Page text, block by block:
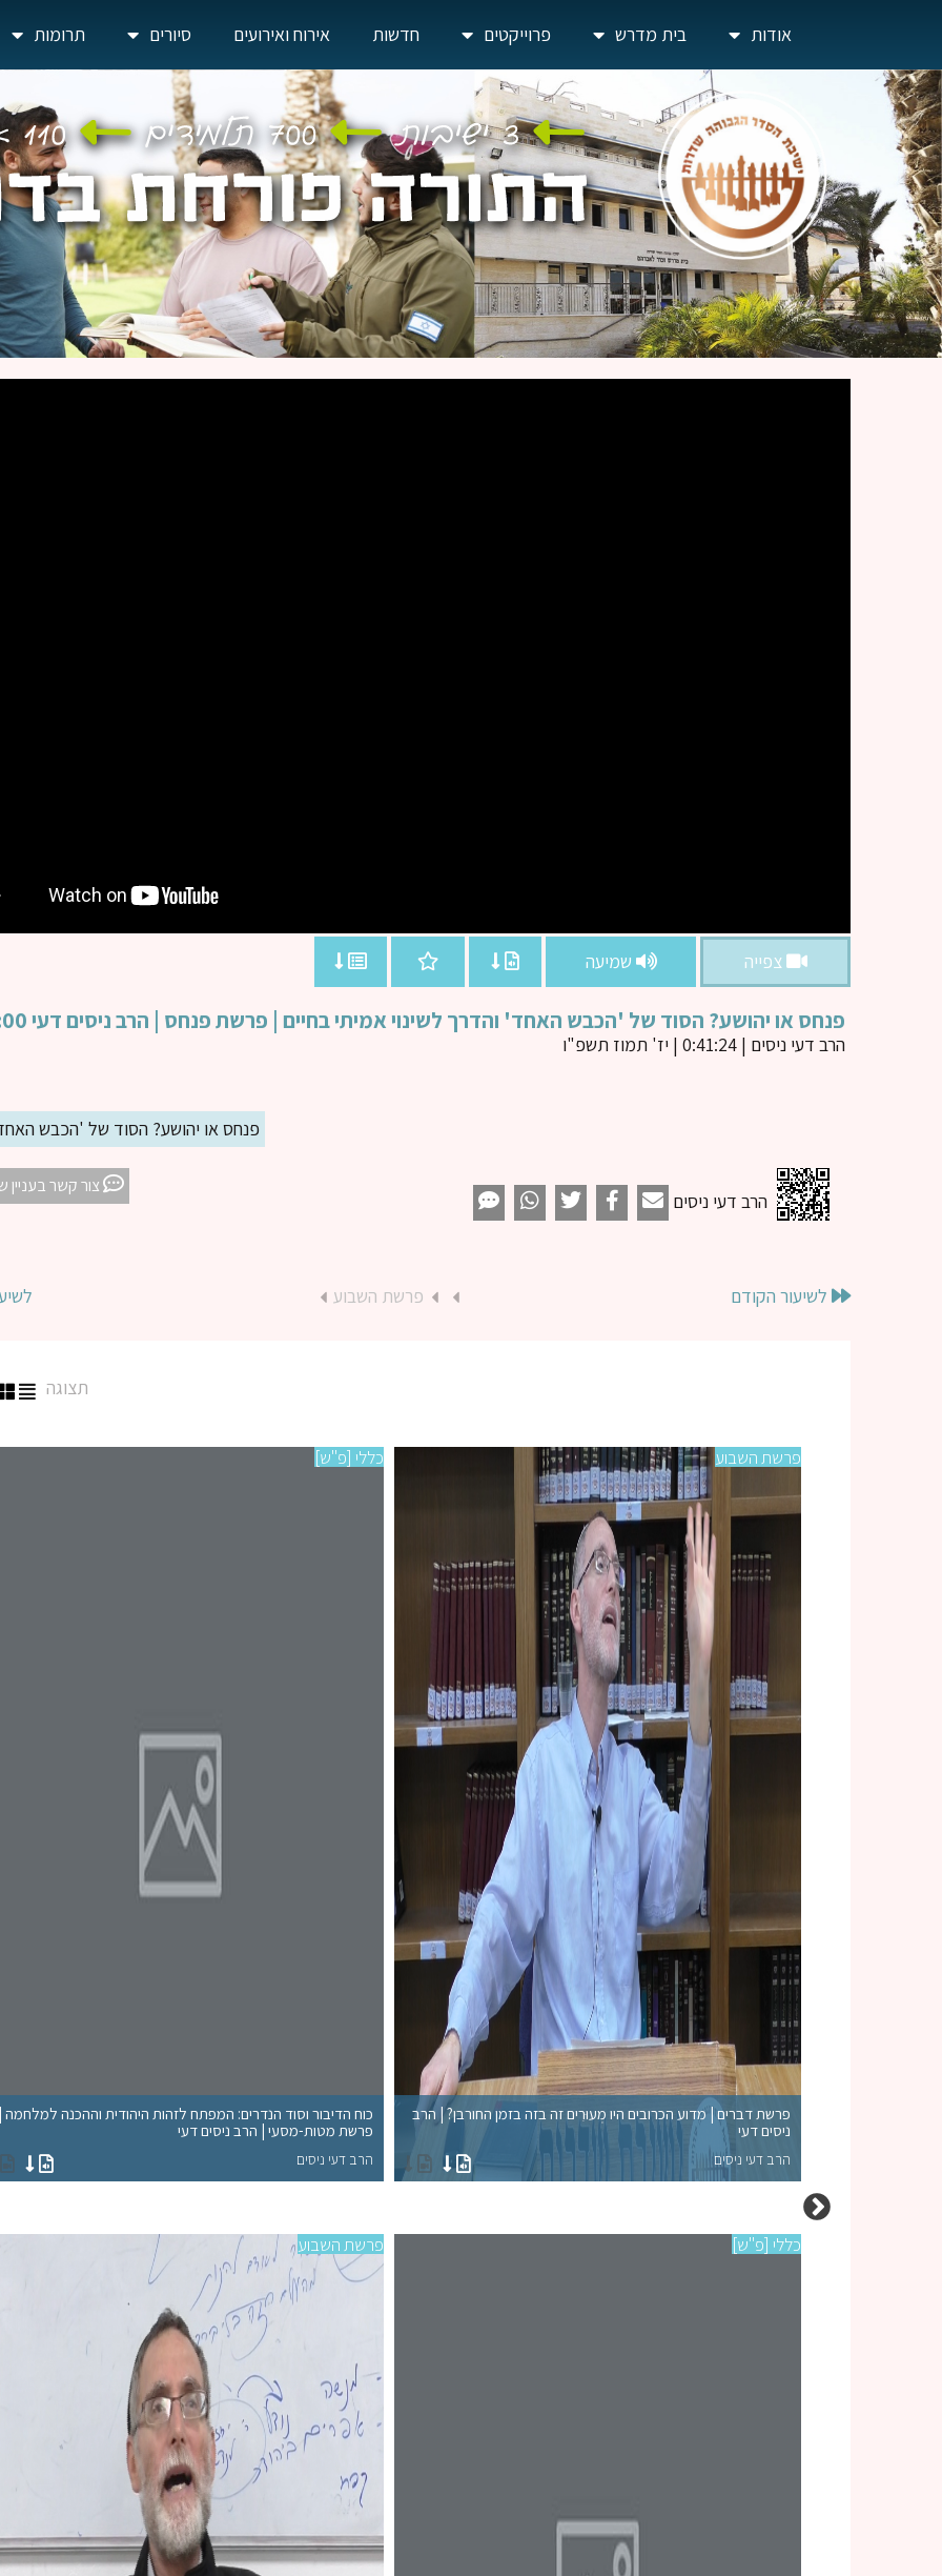
אודות בית מדרש פרוייקטים חדשות אירוח ואירועים סיורים תרומות
צפייה שמיעה
פנחס או יהושע? הסוד של 'הכבש האחד' והדרך לשינוי אמיתי בחיים | פרשת פנחס | הרב ניסים דעי 18:00
הרב דעי ניסים | 0:41:24 | יז' תמוז תשפ"ו
פנחס או יהושע? הסוד של 'הכבש האחד'
הרב דעי ניסים
צור קשר בעניין
לשיעור הקודם פרשת השבוע
תצוגה
פרשת השבוע
פרשת דברים | מדוע הכרובים היו מְעוּרִים זה בזה בזמן החורבן? | הרב
ניסים דעי
הרב דעי ניסים
כללי [פ"ש]
כוח הדיבור וסוד הנדרים: המפתח לזהות היהודית וההכנה למלחמה |
פרשת מטות-מסעי | הרב ניסים דעי
הרב דעי ניסים
כללי [פ"ש] פרשת השבוע